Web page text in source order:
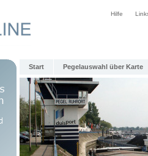
Hilfe
Start Pegelauswahl über Karte